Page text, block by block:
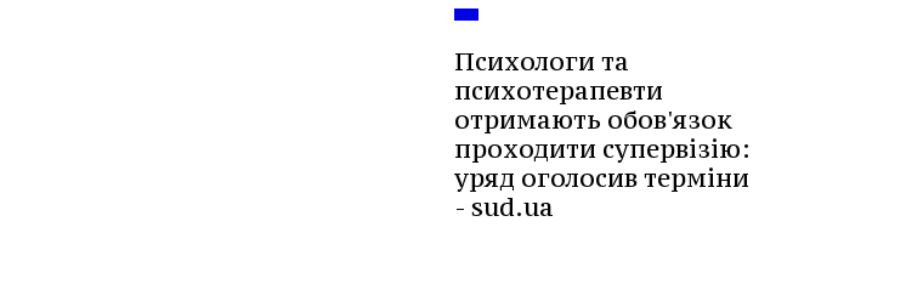
Психологи та
психотерапевти
отримають обов'язок
проходити супервізію:
уряд оголосив терміни
- sud.ua